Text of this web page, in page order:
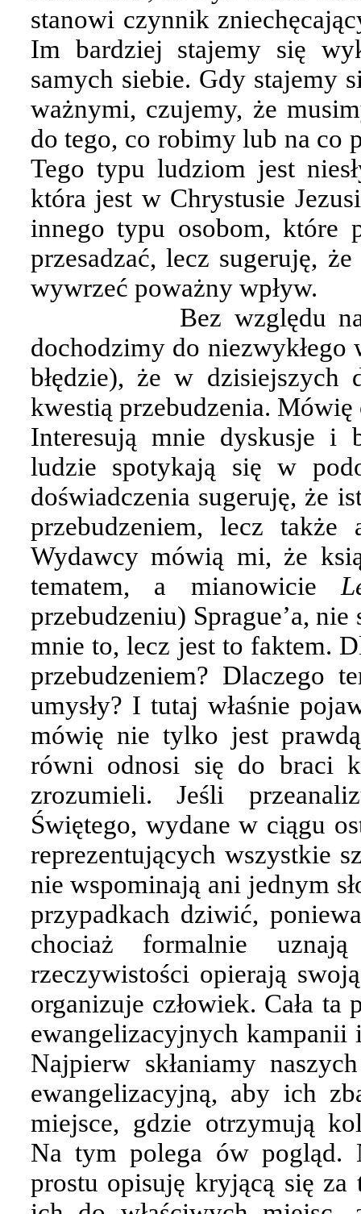
stanowi czynnik
Im bardziej stajemy się
samych siebie. Gdy stajemy
ważnymi, czujemy, że
do tego, co robimy lub na co
Tego typu ludziom jest
która jest w Chrystusie
innego typu osobom, które
przesadzać, lecz sugeruję,
wywrzeć poważny wpływ.
Bez względu
dochodzimy do
błędzie), że w dzisiejszych
kwestią przebudzenia.
Interesują mnie dyskusje i
ludzie spotykają się w
doświadczenia sugeruję, że
przebudzeniem, lecz
Wydawcy mówią mi, że
tematem, a mianowicie
przebudzeniu) Sprague’a,
mnie to, lecz jest to faktem.
przebudzeniem? Dlaczego
umysły? I tutaj właśnie
mówię nie tylko jest
równi odnosi się do braci
zrozumieli. Jeśli
Świętego, wydane w ciągu
reprezentujących wszystkie
nie wspominają ani jednym
przypadkach dziwić,
chociaż formalnie
rzeczywistości opierają
organizuje człowiek. Cała
ewangelizacyjnych kampanii
Najpierw skłaniamy
ewangelizacyjną, aby ich
miejsce, gdzie otrzymują
Na tym polega ów pogląd.
prostu opisuję kryjącą się